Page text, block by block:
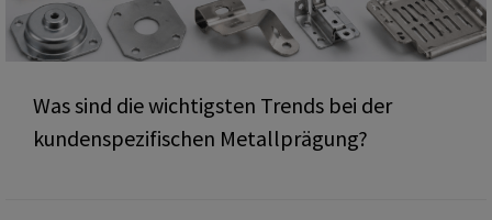
Was sind die wichtigsten Trends bei der
kundenspezifischen Metallprägung?